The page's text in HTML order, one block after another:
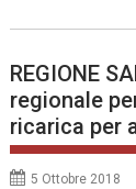
REGIONE
regionale
ricarica per
5 Ottobre 2018